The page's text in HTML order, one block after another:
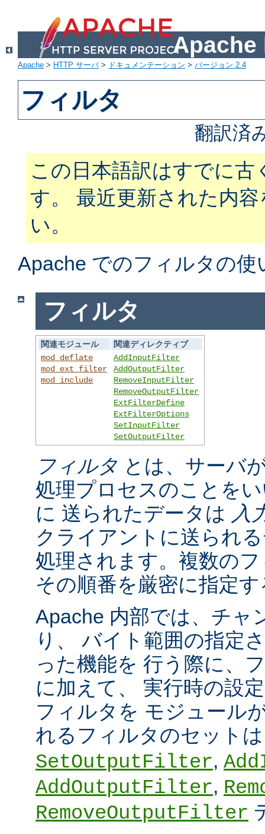
Apache
Apache > HTTP サーバ> ドキュメンテーション > バージョン 2.4
フィルタ
翻訳済
この日本語訳はすでに
す。 最近更新された内
い。
Apache でのフィルタの
フィルタ
関連モジュール
関連ディレクティブ
mod_deflate
mod_ext_filter
mod_include
AddInputFilter
AddOutputFilter
RemoveInputFilter
RemoveOutputFilter
ExtFilterDefine
ExtFilterOptions
SetInputFilter
SetOutputFilter
フィルタ とは、サーバ
処理プロセスのことを
に 送られたデータは 入
クライアントに送られ
処理されます。複数の
その順番を厳密に指定
Apache 内部では、チャ
り、 バイト範囲の指定
った機能を 行う際に、
に加えて、 実行時の設
フィルタを モジュール
れるフィルタのセット
SetOutputFilter,
AddOutputFilter,
RemoveOutputFilter